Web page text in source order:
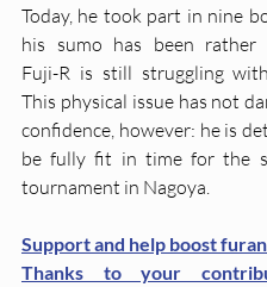
Today, he took part in nine
his sumo has been rather
Fuji-R is still struggling
This physical issue has not
confidence, however: he is
be fully fit in time for the
tournament in Nagoya.
Support and help boost
Thanks to your